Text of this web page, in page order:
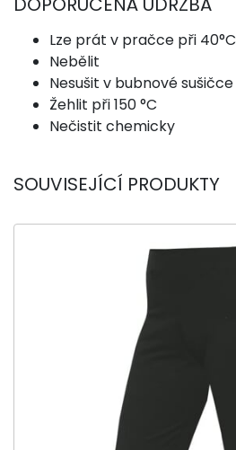
Lze prát v pračce při 40°C
Nebělit
Nesušit v bubnové sušičce
Žehlit při 150 °C
Nečistit chemicky
SOUVISEJÍCÍ PRODUKTY